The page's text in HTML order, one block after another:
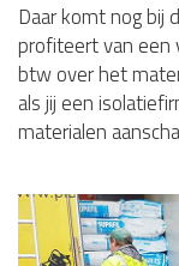
Daar komt nog bij
profiteert van een
btw over het
als jij een
materialen